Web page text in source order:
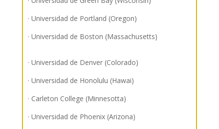
· Universidad de Portland (Oregon)
· Universidad de Boston (Massachusetts)
· Universidad de Denver (Colorado)
· Universidad de Honolulu (Hawai)
· Carleton College (Minnesotta)
· Universidad de Phoenix (Arizona)